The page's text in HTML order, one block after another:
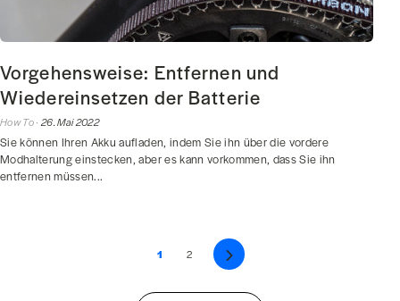
Vorgehensweise: Entfernen und
Wiedereinsetzen der Batterie
How To ·26. Mai 2022
Sie können Ihren Akku aufladen, indem Sie ihn über die vordere
Modhalterung einstecken, aber es kann vorkommen, dass Sie ihn
entfernen müssen...
1 2 Weiter